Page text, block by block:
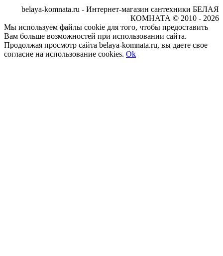
belaya-komnata.ru - Интернет-магазин сантехники БЕЛАЯ
КОМНАТА © 2010 - 2026
Мы используем файлы cookie для того, чтобы предоставить
Вам больше возможностей при использовании сайта.
Продолжая просмотр сайта belaya-komnata.ru, вы даете свое
согласие на использование cookies. Ok